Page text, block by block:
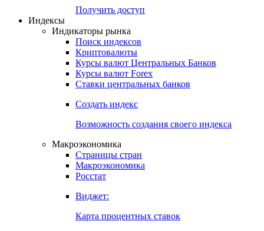
Получить доступ
Индексы
Индикаторы рынка
Поиск индексов
Криптовалюты
Курсы валют Центральных Банков
Курсы валют Forex
Ставки центральных банков
Создать индекс
Возможность создания своего индекса
Макроэкономика
Страницы стран
Макроэкономика
Росстат
Виджет:
Карта процентных ставок